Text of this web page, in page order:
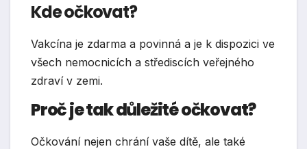
Kde očkovat?
Vakcína je zdarma a povinná a je k dispozici ve
všech nemocnicích a střediscích veřejného
zdraví v zemi.
Proč je tak důležité očkovat?
Očkování nejen chrání vaše dítě, ale také